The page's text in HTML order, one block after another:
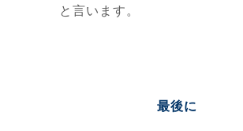
と言います。
最後に